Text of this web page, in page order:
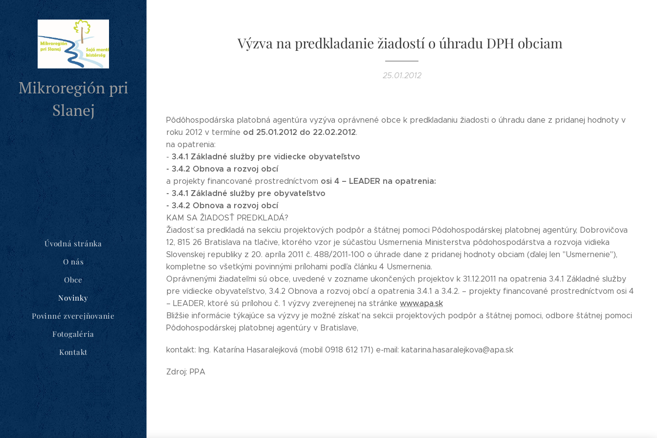
Mikroregión pri
Slanej
Úvodná stránka
O nás
Obce
Novinky
Povinné zverejňovanie
Fotogaléria
Kontakt
Výzva na predkladanie žiadostí o úhradu DPH obciam
25.01.2012
Pôdôhospodárska platobná agentúra vyzýva oprávnené obce k predkladaniu žiadosti o úhradu dane z pridanej hodnoty v
roku 2012 v termíne od 25.01.2012 do 22.02.2012.
na opatrenia:
- 3.4.1 Základné služby pre vidiecke obyvateľstvo
- 3.4.2 Obnova a rozvoj obcí
a projekty financované prostredníctvom osi 4 – LEADER na opatrenia:
- 3.4.1 Základné služby pre obyvateľstvo
- 3.4.2 Obnova a rozvoj obcí
KAM SA ŽIADOSŤ PREDKLADÁ?
Žiadosť sa predkladá na sekciu projektových podpôr a štátnej pomoci Pôdohospodárskej platobnej agentúry, Dobrovičova
12, 815 26 Bratislava na tlačive, ktorého vzor je súčasťou Usmernenia Ministerstva pôdohospodárstva a rozvoja vidieka
Slovenskej republiky z 20. apríla 2011 č. 488/2011-100 o úhrade dane z pridanej hodnoty obciam (ďalej len "Usmernenie"),
kompletne so všetkými povinnými prílohami podľa článku 4 Usmernenia.
Oprávnenými žiadateľmi sú obce, uvedené v zozname ukončených projektov k 31.12.2011 na opatrenia 3.4.1 Základné služby
pre vidiecke obyvateľstvo, 3.4.2 Obnova a rozvoj obcí a opatrenia 3.4.1 a 3.4.2. – projekty financované prostredníctvom osi 4
– LEADER, ktoré sú prílohou č. 1 výzvy zverejnenej na stránke www.apa.sk
Bližšie informácie týkajúce sa výzvy je možné získať na sekcii projektových podpôr a štátnej pomoci, odbore štátnej pomoci
Pôdohospodárskej platobnej agentúry v Bratislave,
kontakt: Ing. Katarína Hasaralejková (mobil 0918 612 171) e-mail: katarina.hasaralejkova@apa.sk
Zdroj: PPA